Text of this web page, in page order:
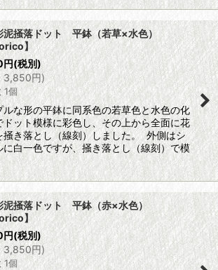
泥掻落ドット 平鉢（若草×水色）
】
円(税別)
3,850円)
1個
ルな形の平鉢に同系色の若草色と水色の化
ドット模様に彩色し、その上から全面に花
掻き落とし（線刻）しました。 外側はシ
に白一色ですが、掻き落とし（線刻）で模
泥掻落ドット 平鉢（赤×水色）
】
円(税別)
3,850円)
1個